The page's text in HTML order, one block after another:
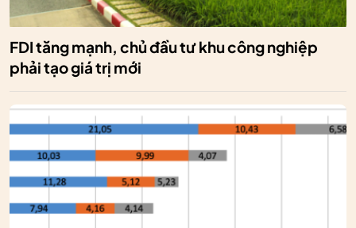
FDI tăng mạnh, chủ đầu tư khu công nghiệp
phải tạo giá trị mới